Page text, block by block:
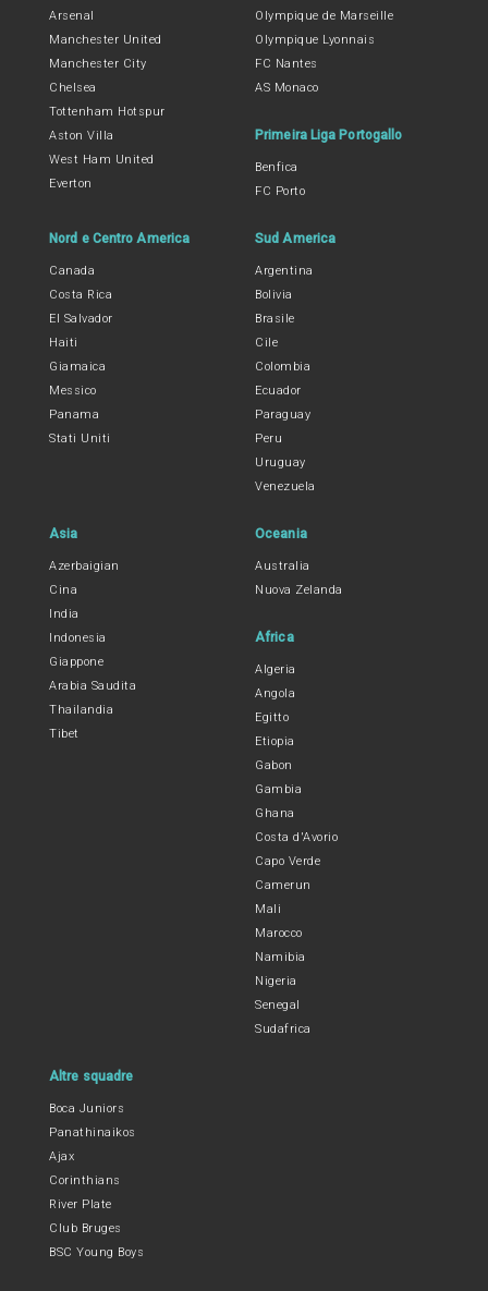
Arsenal
Manchester United
Manchester City
Chelsea
Tottenham Hotspur
Aston Villa
West Ham United
Everton
Olympique de Marseille
Olympique Lyonnais
FC Nantes
AS Monaco
Primeira Liga Portogallo
Benfica
FC Porto
Nord e Centro America
Canada
Costa Rica
El Salvador
Haiti
Giamaica
Messico
Panama
Stati Uniti
Sud America
Argentina
Bolivia
Brasile
Cile
Colombia
Ecuador
Paraguay
Peru
Uruguay
Venezuela
Asia
Azerbaigian
Cina
India
Indonesia
Giappone
Arabia Saudita
Thailandia
Tibet
Oceania
Australia
Nuova Zelanda
Africa
Algeria
Angola
Egitto
Etiopia
Gabon
Gambia
Ghana
Costa d'Avorio
Capo Verde
Camerun
Mali
Marocco
Namibia
Nigeria
Senegal
Sudafrica
Altre squadre
Boca Juniors
Panathinaikos
Ajax
Corinthians
River Plate
Club Bruges
BSC Young Boys